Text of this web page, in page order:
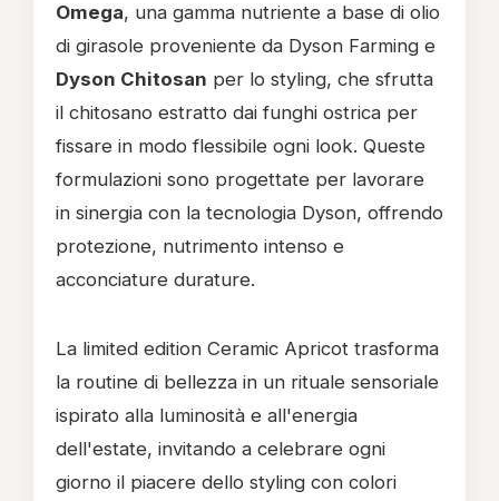
Omega, una gamma nutriente a base di olio
di girasole proveniente da Dyson Farming e
Dyson Chitosan per lo styling, che sfrutta
il chitosano estratto dai funghi ostrica per
fissare in modo flessibile ogni look. Queste
formulazioni sono progettate per lavorare
in sinergia con la tecnologia Dyson, offrendo
protezione, nutrimento intenso e
acconciature durature.
La limited edition Ceramic Apricot trasforma
la routine di bellezza in un rituale sensoriale
ispirato alla luminosità e all'energia
dell'estate, invitando a celebrare ogni
giorno il piacere dello styling con colori